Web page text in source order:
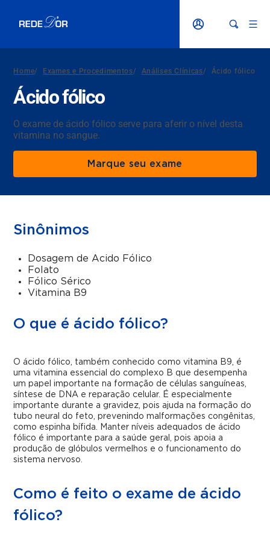
Home/ Exames e Procedimentos/ Análises Clínicas/ Ácido fólico
Ácido fólico
O exame de ácido fólico serve para aferir o nível desta
vitamina no sangue.
Marque seu exame
Sinônimos
Dosagem de Acido Fólico
Folato
Fólico Sérico
Vitamina B9
O que é ácido fólico?
O ácido fólico, também conhecido como vitamina B9, é
uma vitamina essencial do complexo B que desempenha
um papel importante na formação de células sanguíneas,
síntese de DNA e reparação celular. É especialmente
importante durante a gravidez, pois ajuda na formação do
tubo neural do feto, prevenindo malformações congênitas,
como espinha bífida. Manter níveis adequados de ácido
fólico é importante para a saúde geral, pois apoia a
produção de glóbulos vermelhos e o funcionamento do
sistema nervoso.
Como é feito o exame de ácido
fólico?